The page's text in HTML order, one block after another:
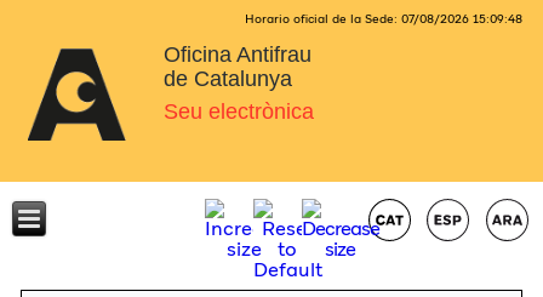
Horario oficial de la Sede: 07/08/2026 15:09:48
Oficina Antifrau
de Catalunya
Seu electrònica